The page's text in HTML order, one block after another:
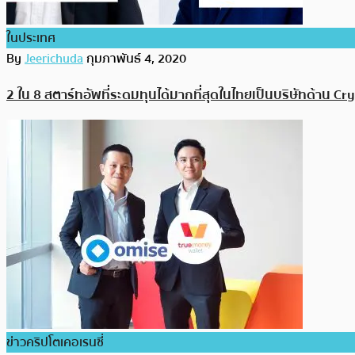
ในประเทศ
ByJeerichudaกุมภาพันธ์ 4, 2020
2 ใน 8 สตาร์ทอัพที่ระดมทุนได้มากที่สุดในไทยเป็นบริษัทด้าน
ข่าวคริปโตเคอเรนซี่